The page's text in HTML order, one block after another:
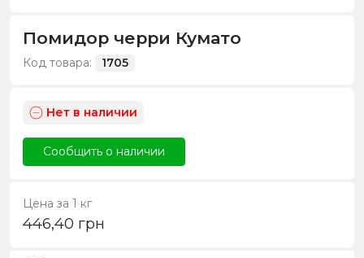
Помидор черри Кумато
Код товара: 1705
Нет в наличии
Сообщить о наличии
Цена за 1 кг
446,40 грн